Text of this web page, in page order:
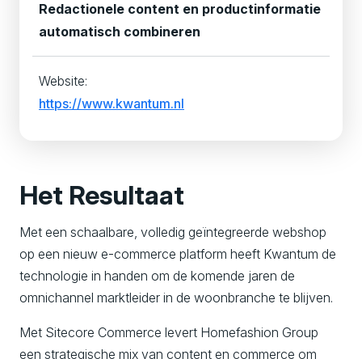
Het Resultaat
Met een schaalbare, volledig geïntegreerde webshop
op een nieuw e-commerce platform heeft Kwantum de
technologie in handen om de komende jaren de
omnichannel marktleider in de woonbranche te blijven.
Met Sitecore Commerce levert Homefashion Group
een strategische mix van content en commerce om
Redactionele content en productinformatie
automatisch combineren
Website:
https://www.kwantum.nl